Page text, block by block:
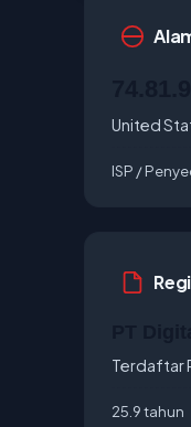
United
ISP /
Terdaftar
25.9 tahun